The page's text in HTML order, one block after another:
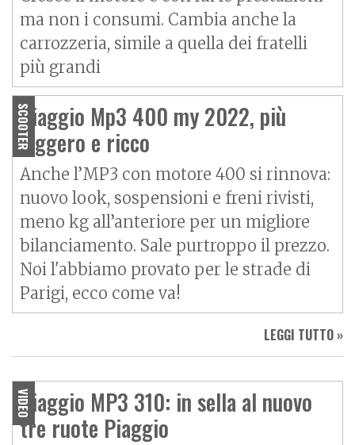
ma non i consumi. Cambia anche la
carrozzeria, simile a quella dei fratelli
più grandi
SCOOTER
Piaggio Mp3 400 my 2022, più
leggero e ricco
Anche l’MP3 con motore 400 si rinnova:
nuovo look, sospensioni e freni rivisti,
meno kg all’anteriore per un migliore
bilanciamento. Sale purtroppo il prezzo.
Noi l'abbiamo provato per le strade di
Parigi, ecco come va!
LEGGI TUTTO »
VIDEO
Piaggio MP3 310: in sella al nuovo
tre ruote Piaggio